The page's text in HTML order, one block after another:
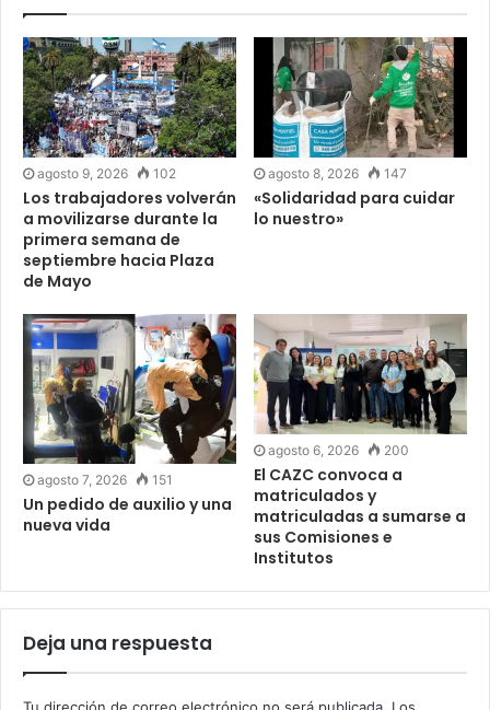
agosto 9, 2026 102
Los trabajadores volverán
a movilizarse durante la
primera semana de
septiembre hacia Plaza
de Mayo
agosto 8, 2026 147
«Solidaridad para cuidar
lo nuestro»
agosto 7, 2026 151
Un pedido de auxilio y una
nueva vida
agosto 6, 2026 200
El CAZC convoca a
matriculados y
matriculadas a sumarse a
sus Comisiones e
Institutos
Deja una respuesta